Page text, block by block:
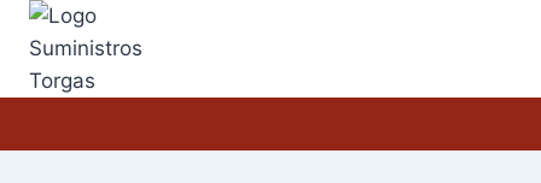
Saltar
contenido